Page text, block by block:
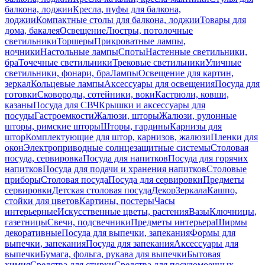
балкона, лоджииКресла, пуфы для балкона,
лоджииКомпактные столы для балкона, лоджииТовары для
дома, бакалеяОсвещениеЛюстры, потолочные
светильникиТоршерыПрикроватные лампы,
ночникиНастольные лампыСпотыНастенные светильники,
браТочечные светильникиТрековые светильникиУличные
светильники, фонари, браЛампыОсвещение для картин,
зеркалКольцевые лампыАксессуары для освещенияПосуда для
готовкиСковороды, сотейники, вокиКастрюли, ковши,
казаныПосуда для СВЧКрышки и аксессуары для
посудыГастроемкостиЖалюзи, шторыЖалюзи, рулонные
шторы, римские шторыШторы, гардиныКарнизы для
шторКомплектующие для штор, карнизов, жалюзиПленки для
оконЭлектроприводные солнцезащитные системыСтоловая
посуда, сервировкаПосуда для напитковПосуда для горячих
напитковПосуда для подачи и хранения напитковСтоловые
приборыСтоловая посудаПосуда для сервировкиПредметы
сервировкиДетская столовая посудаДекорЗеркалаКашпо,
стойки для цветовКартины, постерыЧасы
интерьерныеИскусственные цветы, растенияВазыКлючницы,
газетницыСвечи, подсвечникиПредметы интерьераШирмы
декоративныеПосуда для выпечки, запеканияФормы для
выпечки, запеканияПосуда для запеканияАксессуары для
выпечкиБумага, фольга, рукава для выпечкиБытовая